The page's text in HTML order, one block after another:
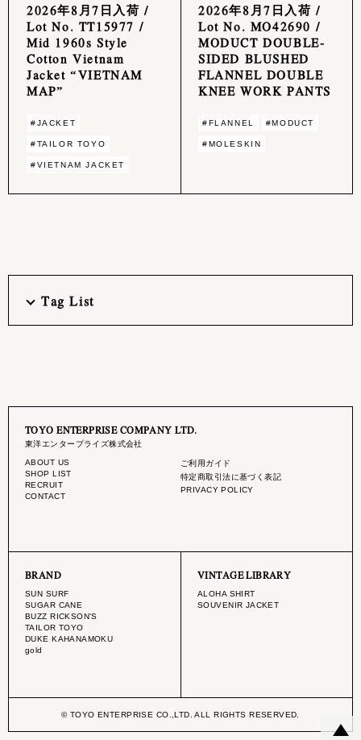
2026年8月7日入荷 /
Lot No. TT15977 /
Mid 1960s Style
Cotton Vietnam
Jacket “VIETNAM
MAP”
#JACKET
#TAILOR TOYO
#VIETNAM JACKET
2026年8月7日入荷 /
Lot No. MO42690 /
MODUCT DOUBLE-
SIDED BLUSHED
FLANNEL DOUBLE
KNEE WORK PANTS
#FLANNEL #MODUCT
#MOLESKIN
Tag List
TOYO ENTERPRISE COMPANY LTD.
東洋エンタープライズ株式会社
ABOUT US
SHOP LIST
RECRUIT
CONTACT
ご利用ガイド
特定商取引法に基づく表記
PRIVACY POLICY
BRAND
SUN SURF
SUGAR CANE
BUZZ RICKSON'S
TAILOR TOYO
DUKE KAHANAMOKU
gold
VINTAGE LIBRARY
ALOHA SHIRT
SOUVENIR JACKET
© TOYO ENTERPRISE CO.,LTD. ALL RIGHTS RESERVED.